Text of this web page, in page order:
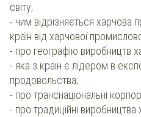
світу;
- чим відрізняється харчова
країн від харчової
- про географію виробництв
- яка з країн є лідером в
продовольства;
- про транснаціональні
- про традиційні виробництва